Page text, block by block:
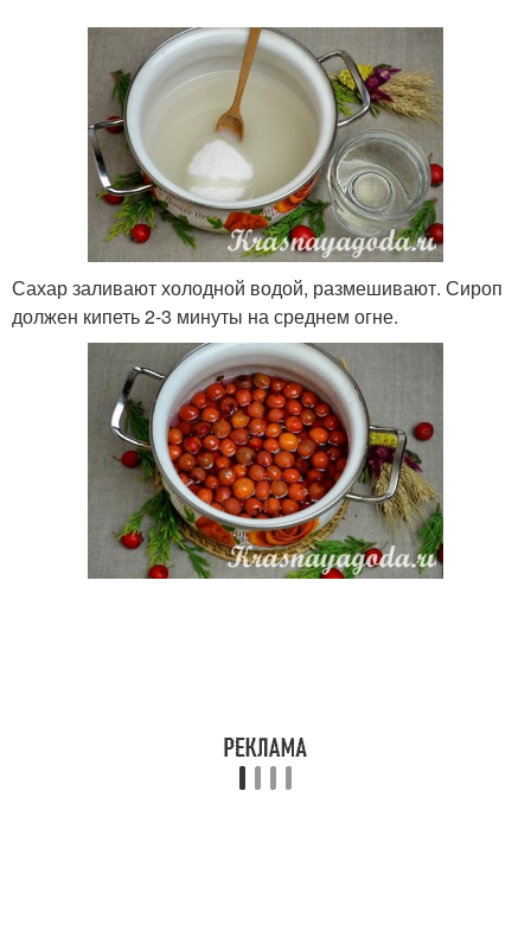
Сахар заливают холодной водой, размешивают. Сироп
должен кипеть 2-3 минуты на среднем огне.